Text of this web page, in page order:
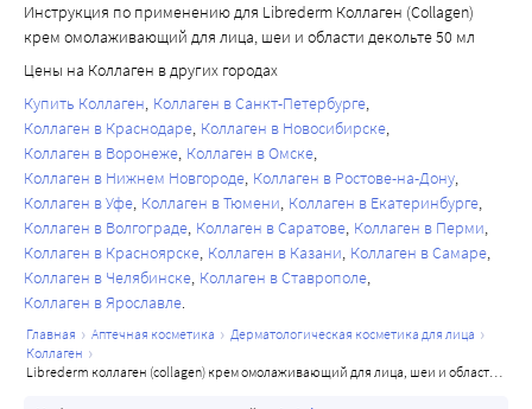
Инструкция по применению для Librederm Коллаген (Collagen)
крем омолаживающий для лица, шеи и области декольте 50 мл
Цены на Коллаген в других городах
Купить Коллаген Коллаген в Санкт-Петербурге
Коллаген в Краснодаре Коллаген в Новосибирске
Коллаген в Воронеже Коллаген в Омске
Коллаген в Нижнем Новгороде Коллаген в Ростове-на-Дону
Коллаген в Уфе Коллаген в Тюмени Коллаген в Екатеринбурге
Коллаген в Волгограде Коллаген в Саратове Коллаген в Перми
Коллаген в Красноярске Коллаген в Казани Коллаген в Самаре
Коллаген в Челябинске Коллаген в Ставрополе
Коллаген в Ярославле
главная аптечная косметика
дерматологическая косметика для лица
коллаген
librederm коллаген (collagen) крем омолаживающий для лица, шеи и области декольте 50 мл